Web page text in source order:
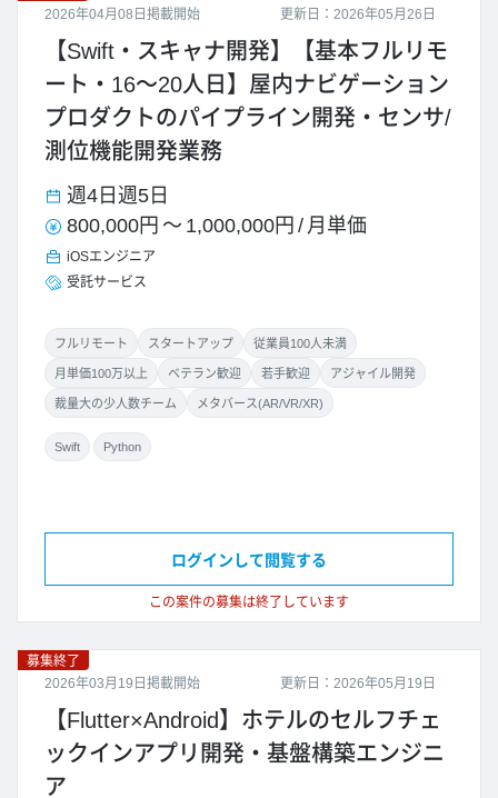
更新日：2026年05月26日
2026年04月08日掲載開始
【Swift・スキャナ開発】【基本フルリモ
ート・16～20人日】屋内ナビゲーション
プロダクトのパイプライン開発・センサ/
測位機能開発業務
週4日 週5日
800,000円 ～ 1,000,000円 / 月単価
iOSエンジニア
受託サービス
フルリモート スタートアップ 従業員100人未満
月単価100万以上 ベテラン歓迎 若手歓迎 アジャイル開発
裁量大の少人数チーム メタバース(AR/VR/XR)
Swift Python
この案件の募集は終了しています
ログインして閲覧する
更新日：2026年05月19日
募集終了
2026年03月19日掲載開始
【Flutter×Android】ホテルのセルフチェ
ックインアプリ開発・基盤構築エンジニ
ア